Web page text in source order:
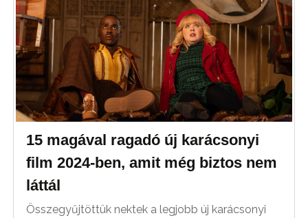
15 magával ragadó új karácsonyi
film 2024-ben, amit még biztos nem
láttál
Összegyűjtöttük nektek a legjobb új karácsonyi